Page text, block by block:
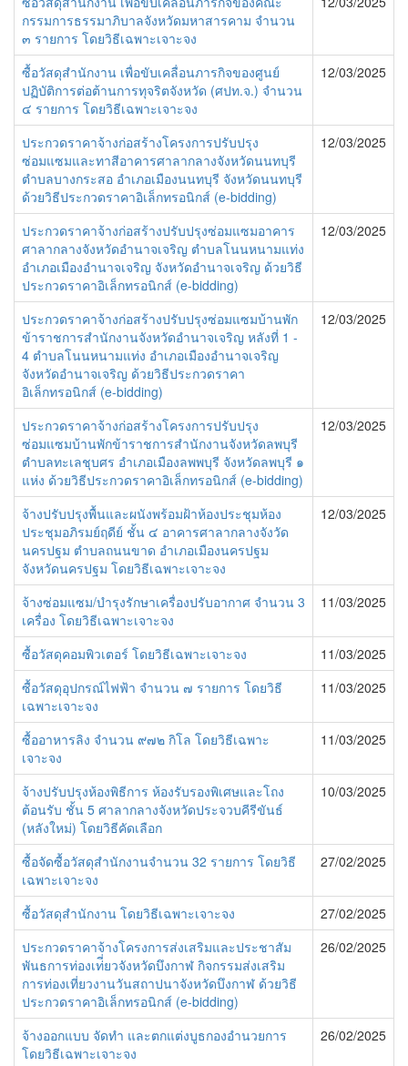
กรรมการธรรมาภิบาลจังหวัดมหาสารคาม จำนวน
๓ รายการ โดยวิธีเฉพาะเจาะจง
ซื้อวัสดุสำนักงาน เพื่อขับเคลื่อนภารกิจของศูนย์
ปฏิบัติการต่อต้านการทุจริตจังหวัด (ศปท.จ.) จำนวน
๔ รายการ โดยวิธีเฉพาะเจาะจง
12/03/2025
ประกวดราคาจ้างก่อสร้างโครงการปรับปรุง
ซ่อมแซมและทาสีอาคารศาลากลางจังหวัดนนทบุรี
ตำบลบางกระสอ อำเภอเมืองนนทบุรี จังหวัดนนทบุรี
ด้วยวิธีประกวดราคาอิเล็กทรอนิกส์ (e-bidding)
12/03/2025
ประกวดราคาจ้างก่อสร้างปรับปรุงซ่อมแซมอาคาร
ศาลากลางจังหวัดอำนาจเจริญ ตำบลโนนหนามแท่ง
อำเภอเมืองอำนาจเจริญ จังหวัดอำนาจเจริญ ด้วยวิธี
ประกวดราคาอิเล็กทรอนิกส์ (e-bidding)
12/03/2025
ประกวดราคาจ้างก่อสร้างปรับปรุงซ่อมแซมบ้านพัก
ข้าราชการสำนักงานจังหวัดอำนาจเจริญ หลังที่ 1 -
4 ตำบลโนนหนามแท่ง อำเภอเมืองอำนาจเจริญ
จังหวัดอำนาจเจริญ ด้วยวิธีประกวดราคา
อิเล็กทรอนิกส์ (e-bidding)
12/03/2025
ประกวดราคาจ้างก่อสร้างโครงการปรับปรุง
ซ่อมแซมบ้านพักข้าราชการสำนักงานจังหวัดลพบุรี
ตำบลทะเลชุบศร อำเภอเมืองลพพบุรี จังหวัดลพบุรี ๑
แห่ง ด้วยวิธีประกวดราคาอิเล็กทรอนิกส์ (e-bidding)
12/03/2025
จ้างปรับปรุงพื้นและผนังพร้อมฝ้าห้องประชุมห้อง
ประชุมอภิรมย์ฤดีย์ ชั้น ๔ อาคารศาลากลางจังวัด
นครปฐม ตำบลถนนขาด อำเภอเมืองนครปฐม
จังหวัดนครปฐม โดยวิธีเฉพาะเจาะจง
12/03/2025
จ้างซ่อมแซม/บำรุงรักษาเครื่องปรับอากาศ จำนวน 3
เครื่อง โดยวิธีเฉพาะเจาะจง
11/03/2025
ซื้อวัสดุคอมพิวเตอร์ โดยวิธีเฉพาะเจาะจง
11/03/2025
ซื้อวัสดุอุปกรณ์ไฟฟ้า จำนวน ๗ รายการ โดยวิธี
เฉพาะเจาะจง
11/03/2025
ซื้ออาหารลิง จำนวน ๙๗๒ กิโล โดยวิธีเฉพาะ
เจาะจง
11/03/2025
จ้างปรับปรุงห้องพิธีการ ห้องรับรองพิเศษและโถง
ต้อนรับ ชั้น 5 ศาลากลางจังหวัดประจวบคีรีขันธ์
(หลังใหม่) โดยวิธีคัดเลือก
10/03/2025
ซื้อจัดซื้อวัสดุสำนักงานจำนวน 32 รายการ โดยวิธี
เฉพาะเจาะจง
27/02/2025
ซื้อวัสดุสำนักงาน โดยวิธีเฉพาะเจาะจง
27/02/2025
ประกวดราคาจ้างโครงการส่งเสริมและประชาสัม
พันธการท่องเท่ี่ยวจังหวัดบึงกาฬ กิจกรรมส่งเสริม
การท่องเที่ยวงานวันสถาปนาจังหวัดบึงกาฬ ด้วยวิธี
ประกวดราคาอิเล็กทรอนิกส์ (e-bidding)
26/02/2025
จ้างออกแบบ จัดทำ และตกแต่งบูธกองอำนวยการ
โดยวิธีเฉพาะเจาะจง
26/02/2025